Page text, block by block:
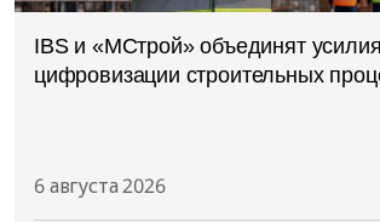
IBS и «МСтрой» объединят
цифровизации строительных
6 августа 2026